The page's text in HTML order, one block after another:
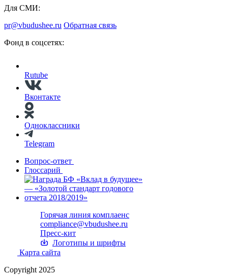
Для СМИ:
pr@vbudushee.ru Обратная связь
Фонд в соцсетях:
Rutube
Вконтакте
Одноклассники
Telegram
Вопрос-ответ
Глоссарий
Горячая линия комплаенс
compliance@vbudushee.ru
Пресс-кит
Логотипы и шрифты
Карта сайта
Copyright 2025